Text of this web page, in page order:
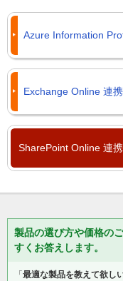
Azure Information
Exchange Online 連携
SharePoint Online 連携
製品の選び方や価格の
すくお答えします。
「 最適な製品を教えて欲し